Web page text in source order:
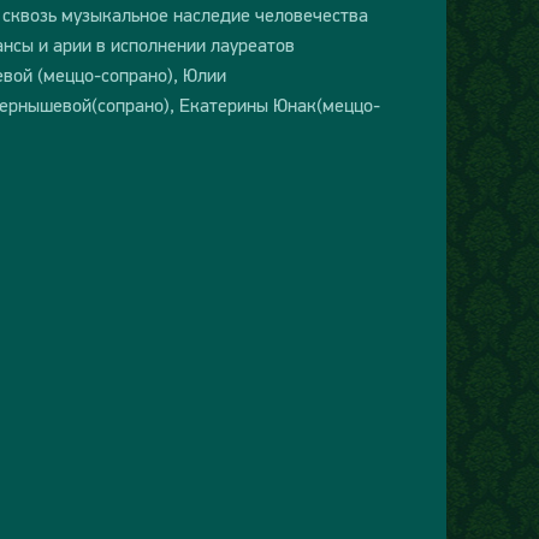
музыкальное наследие человечества
и арии в исполнении лауреатов
(меццо-сопрано), Юлии
Екатерины Юнак(меццо-